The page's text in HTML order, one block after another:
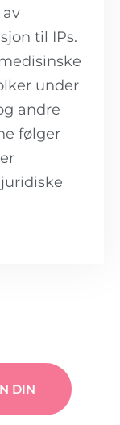
til IPs.
under
andre
følger
DIN